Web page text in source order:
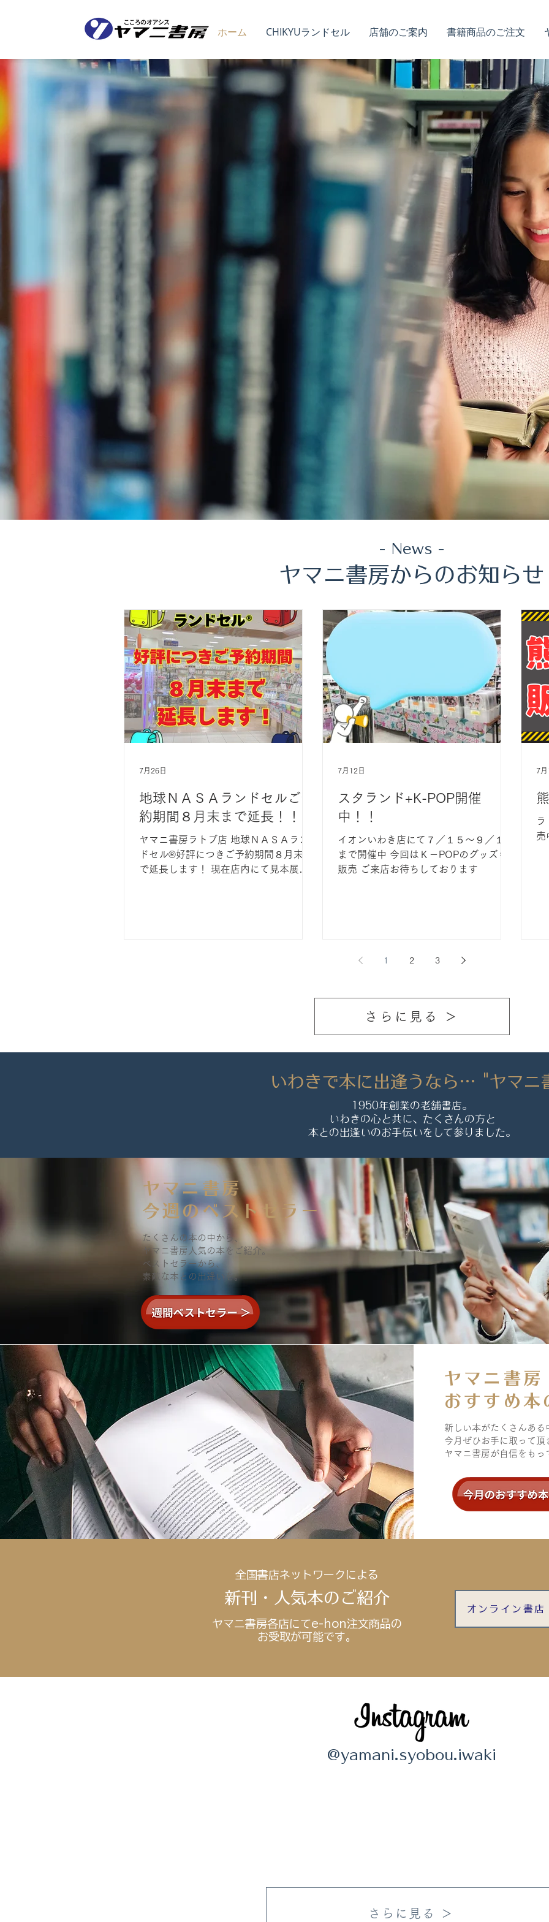
ホーム CHIKYUランドセル 店舗のご案内 書籍商品のご注文
ふとした出逢い、
​広がる世界。
- News -
​ヤマニ書房からのお知らせ
地球ＮＡＳＡランドセルご予
約期間８月末まで延長！！
ヤマニ書房ラトブ店 地球ＮＡＳＡラン
ドセル®好評につきご予約期間８月末ま
で延長します！ 現在店内にて見本展示
7月26日
スタランド+K-POP開催
中！！
イオンいわき店にて７／１５～９／１５
まで開催中 今回はＫ－POPのグッズも
販売 ご来店お待ちしております
7月12日
ラ
売
7月
1 2 3
さらに見る ＞
いわきで本に出逢うなら… "ヤマニ
1950年創業の老舗書店。
​いわきの心と共に、たくさんの方と
本との出逢いのお手伝いをして参りました。
ヤマニ書房
​今週のベストセラー
たくさんの本の中から、
ヤマニ書房人気の本をご紹介。
ベストセラーから、
素敵な本との出逢いを。
ヤマニ書房
おすすめ本
新しい本がたくさんある
今月ぜひお手に取って頂
ヤマニ書房が自信をもっ
全国書店ネットワークによる
​新刊・人気本のご紹介
ヤマニ書房各店にてe-hon注文商品の
お受取が​可能です。
オンライン書
@yamani.syobou.iwaki
さらに見る ＞